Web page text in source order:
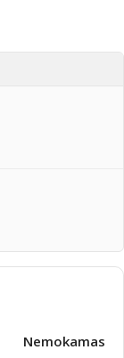
Nemokamas